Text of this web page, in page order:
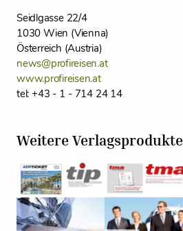
Seidlgasse 22/4
1030 Wien (Vienna)
Österreich (Austria)
news@profireisen.at
www.profireisen.at
tel: +43 - 1 - 714 24 14
Weitere Verlagsprodukte